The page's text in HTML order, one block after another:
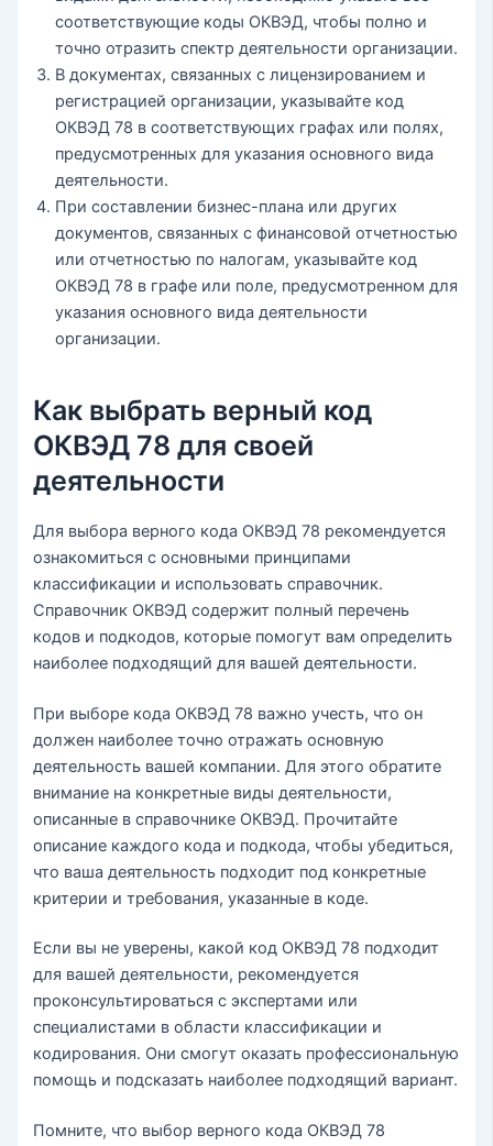
соответствующие коды ОКВЭД, чтобы полно и
точно отразить спектр деятельности организации.
В документах, связанных с лицензированием и
регистрацией организации, указывайте код
ОКВЭД 78 в соответствующих графах или полях,
предусмотренных для указания основного вида
деятельности.
При составлении бизнес-плана или других
документов, связанных с финансовой отчетностью
или отчетностью по налогам, указывайте код
ОКВЭД 78 в графе или поле, предусмотренном для
указания основного вида деятельности
организации.
Как выбрать верный код
ОКВЭД 78 для своей
деятельности
Для выбора верного кода ОКВЭД 78 рекомендуется
ознакомиться с основными принципами
классификации и использовать справочник.
Справочник ОКВЭД содержит полный перечень
кодов и подкодов, которые помогут вам определить
наиболее подходящий для вашей деятельности.
При выборе кода ОКВЭД 78 важно учесть, что он
должен наиболее точно отражать основную
деятельность вашей компании. Для этого обратите
внимание на конкретные виды деятельности,
описанные в справочнике ОКВЭД. Прочитайте
описание каждого кода и подкода, чтобы убедиться,
что ваша деятельность подходит под конкретные
критерии и требования, указанные в коде.
Если вы не уверены, какой код ОКВЭД 78 подходит
для вашей деятельности, рекомендуется
проконсультироваться с экспертами или
специалистами в области классификации и
кодирования. Они смогут оказать профессиональную
помощь и подсказать наиболее подходящий вариант.
Помните, что выбор верного кода ОКВЭД 78